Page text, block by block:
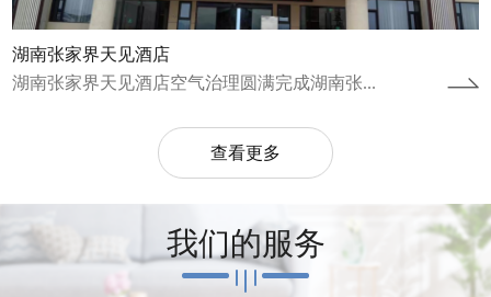
湖南张家界天见酒店
湖南张家界天见酒店空气治理圆满完成湖南张...
查看更多
我们的服务